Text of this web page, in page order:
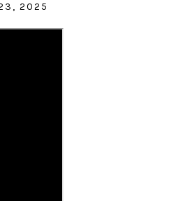
2025